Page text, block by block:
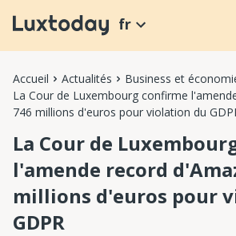
fr
Accueil Actualités
Business et
La Cour de Luxembourg confirme
746 millions d'euros pour violation du
La Cour de
l'amende record
millions d'euros pour
GDPR